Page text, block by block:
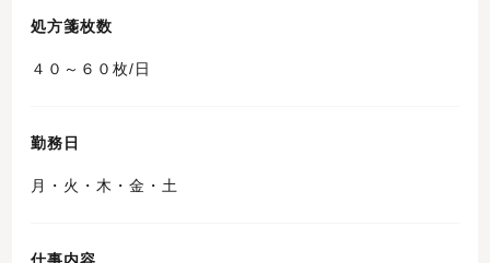
処方箋枚数
４０～６０枚/日
勤務日
月・火・木・金・土
仕事内容